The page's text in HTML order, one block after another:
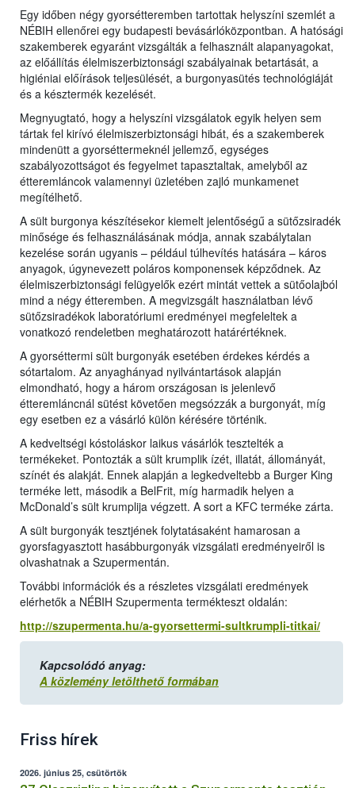
Egy időben négy gyorsétteremben tartottak helyszíni szemlét a
NÉBIH ellenőrei egy budapesti bevásárlóközpontban. A hatósági
szakemberek egyaránt vizsgálták a felhasznált alapanyagokat,
az előállítás élelmiszerbiztonsági szabályainak betartását, a
higiéniai előírások teljesülését, a burgonyasütés technológiáját
és a késztermék kezelését.
Megnyugtató, hogy a helyszíni vizsgálatok egyik helyen sem
tártak fel kirívó élelmiszerbiztonsági hibát, és a szakemberek
mindenütt a gyorséttermeknél jellemző, egységes
szabályozottságot és fegyelmet tapasztaltak, amelyből az
étteremláncok valamennyi üzletében zajló munkamenet
megítélhető.
A sült burgonya készítésekor kiemelt jelentőségű a sütőzsiradék
minősége és felhasználásának módja, annak szabálytalan
kezelése során ugyanis – például túlhevítés hatására – káros
anyagok, úgynevezett poláros komponensek képződnek. Az
élelmiszerbiztonsági felügyelők ezért mintát vettek a sütőolajból
mind a négy étteremben. A megvizsgált használatban lévő
sütőzsiradékok laboratóriumi eredményei megfeleltek a
vonatkozó rendeletben meghatározott határértéknek.
A gyorséttermi sült burgonyák esetében érdekes kérdés a
sótartalom. Az anyaghányad nyilvántartások alapján
elmondható, hogy a három országosan is jelenlevő
étteremláncnál sütést követően megsózzák a burgonyát, míg
egy esetben ez a vásárló külön kérésére történik.
A kedveltségi kóstoláskor laikus vásárlók tesztelték a
termékeket. Pontozták a sült krumplik ízét, illatát, állományát,
színét és alakját. Ennek alapján a legkedveltebb a Burger King
terméke lett, második a BelFrit, míg harmadik helyen a
McDonald’s sült krumplija végzett. A sort a KFC terméke zárta.
A sült burgonyák tesztjének folytatásaként hamarosan a
gyorsfagyasztott hasábburgonyák vizsgálati eredményeiről is
olvashatnak a Szupermentán.
További információk és a részletes vizsgálati eredmények
elérhetők a NÉBIH Szupermenta termékteszt oldalán:
http://szupermenta.hu/a-gyorsettermi-sultkrumpli-titkai/
Kapcsolódó anyag:
A közlemény letölthető formában
Friss hírek
2026. június 25, csütörtök